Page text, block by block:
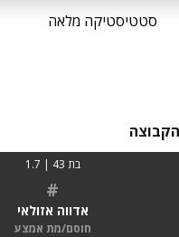
סטטיסטיקה מלאה
בת 43 | 1.7
#
אדווה אזולאי
חוסם/מת אמצע